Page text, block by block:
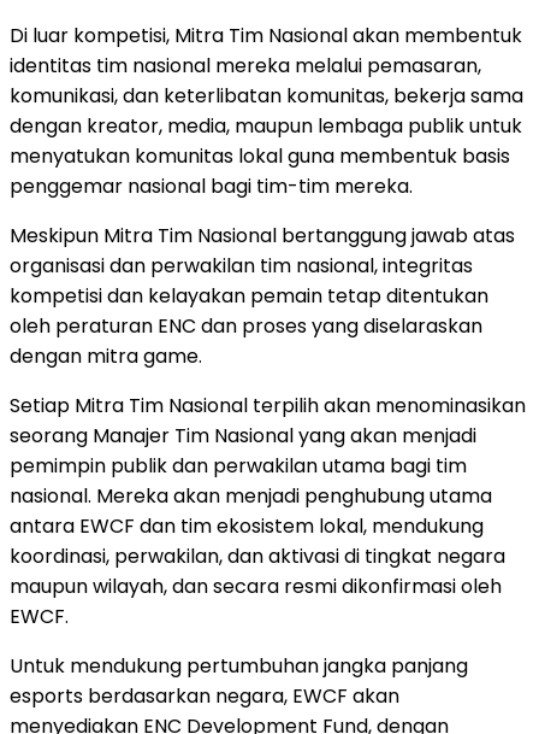
Di luar kompetisi, Mitra Tim Nasional akan membentuk
identitas tim nasional mereka melalui pemasaran,
komunikasi, dan keterlibatan komunitas, bekerja sama
dengan kreator, media, maupun lembaga publik untuk
menyatukan komunitas lokal guna membentuk basis
penggemar nasional bagi tim-tim mereka.
Meskipun Mitra Tim Nasional bertanggung jawab atas
organisasi dan perwakilan tim nasional, integritas
kompetisi dan kelayakan pemain tetap ditentukan
oleh peraturan ENC dan proses yang diselaraskan
dengan mitra game.
Setiap Mitra Tim Nasional terpilih akan menominasikan
seorang Manajer Tim Nasional yang akan menjadi
pemimpin publik dan perwakilan utama bagi tim
nasional. Mereka akan menjadi penghubung utama
antara EWCF dan tim ekosistem lokal, mendukung
koordinasi, perwakilan, dan aktivasi di tingkat negara
maupun wilayah, dan secara resmi dikonfirmasi oleh
EWCF.
Untuk mendukung pertumbuhan jangka panjang
esports berdasarkan negara, EWCF akan
menyediakan ENC Development Fund, dengan